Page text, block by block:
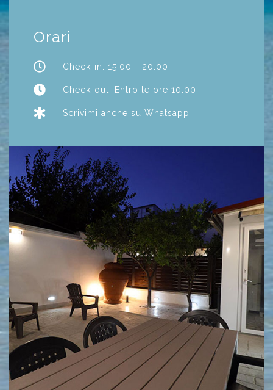
Orari
Check-in: 15:00 - 20:00
Check-out: Entro le ore 10:00
Scrivimi anche su Whatsapp